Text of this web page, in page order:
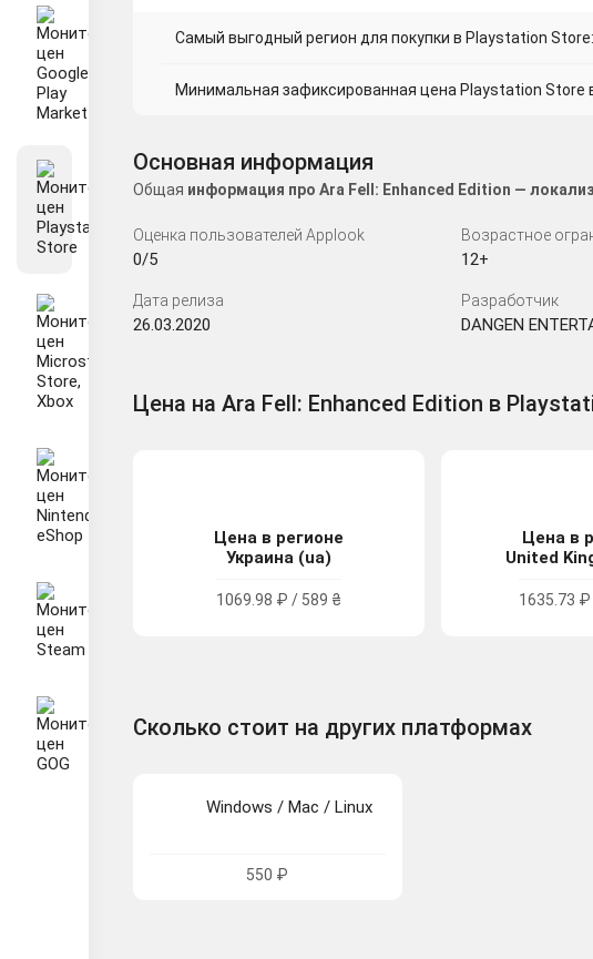
Самый выгодный регион для покупки в Playstation
Минимальная зафиксированная цена Playstation Store
Основная информация
Общая информация про Ara Fell: Enhanced Edition —
Оценка пользователей Applook
0/5
Возрастное
12+
Дата релиза
26.03.2020
Разработчик
DANGEN
Цена на Ara Fell: Enhanced Edition в
Цена в регионе
Украина (ua)
1069.98 ₽ / 589 ₴
Цена в
United
1635.73
Сколько стоит на других платформах
Windows / Mac / Linux
550 ₽